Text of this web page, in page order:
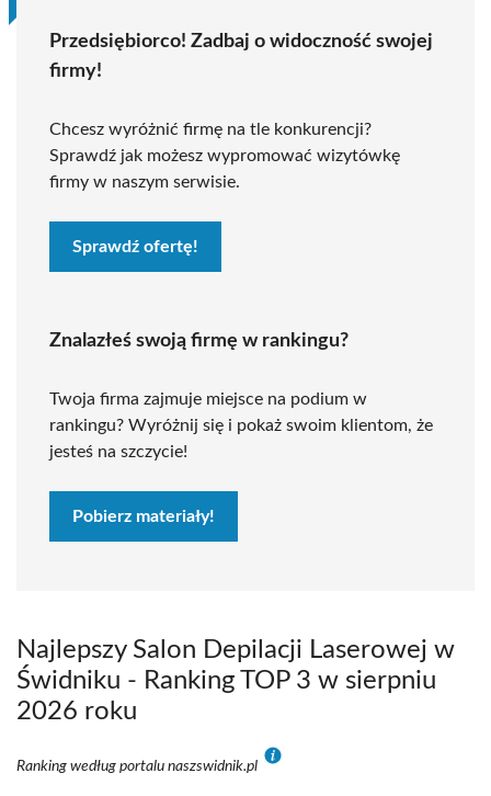
Przedsiębiorco! Zadbaj o widoczność swojej
firmy!
Chcesz wyróżnić firmę na tle konkurencji?
Sprawdź jak możesz wypromować wizytówkę
firmy w naszym serwisie.
Sprawdź ofertę!
Znalazłeś swoją firmę w rankingu?
Twoja firma zajmuje miejsce na podium w
rankingu? Wyróżnij się i pokaż swoim klientom, że
jesteś na szczycie!
Pobierz materiały!
Najlepszy Salon Depilacji Laserowej w
Świdniku - Ranking TOP 3 w sierpniu
2026 roku
Ranking według portalu naszswidnik.pl